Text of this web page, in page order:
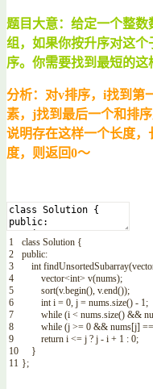
题目大意：给定一个整
组，如果你按升序对这
序。你需要找到最短的这
分析：对v排序，i找到第
素，j找到最后一个和排
说明存在这样一个长度
度，则返回0～
1
2
3
4
5
6
7
8
9
10
11
class Solution {
public:
int findUnsortedSubarray(
vector<int> v(nums);
sort(v.begin(), v.end());
int i = 0, j = nums.size() - 1;
while (i < nums.size() &&
while (j >= 0 && nums[j] ==
return i <= j ? j - i + 1 : 0;
}
};